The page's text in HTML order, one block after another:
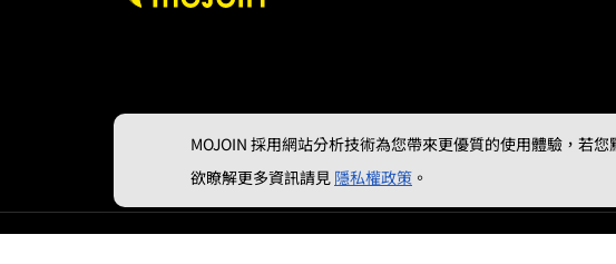
MOJOIN 採用網站分析技術為您帶來更優質的使用體驗，若
欲瞭解更多資訊請見 隱私權政策 。